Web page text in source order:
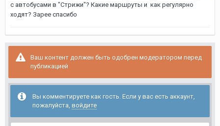
с автобусами в "Стрижи"? Какие маршруты и как регулярно
ходят? Зарее спасибо
Ваш контент должен быть одобрен модератором перед
публикацией
Вы комментируете как гость. Если у вас есть аккаунт,
пожалуйста, войдите